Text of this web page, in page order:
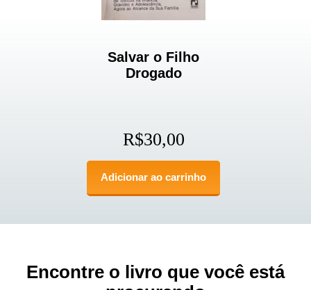
Salvar o Filho
Drogado
R$30,00
Adicionar ao carrinho
Encontre o livro que você está